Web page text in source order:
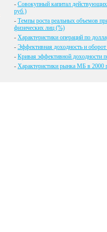
- Совокупный капитал
руб.)
- Темпы роста реальных объемов
физических лиц (%)
- Характеристики операций по
- Эффективная доходность и
- Кривая эффективной
- Характеристики рынка МБ в 2000